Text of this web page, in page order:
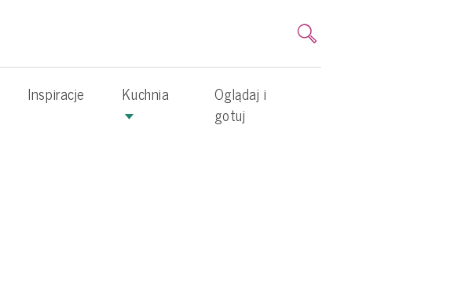
Inspiracje Kuchnia
Oglądaj i
gotuj